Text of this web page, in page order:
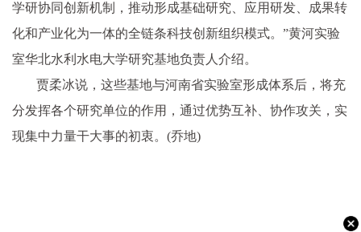
学研协同创新机制，推动形成基础研究、应用研发、成果转
化和产业化为一体的全链条科技创新组织模式。”黄河实验
室华北水利水电大学研究基地负责人介绍。
贾柔冰说，这些基地与河南省实验室形成体系后，将充
分发挥各个研究单位的作用，通过优势互补、协作攻关，实
现集中力量干大事的初衷。(乔地)